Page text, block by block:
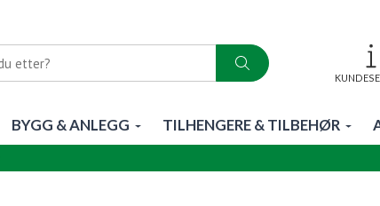
BYGG & ANLEGG TILHENGERE & TILBEHØR